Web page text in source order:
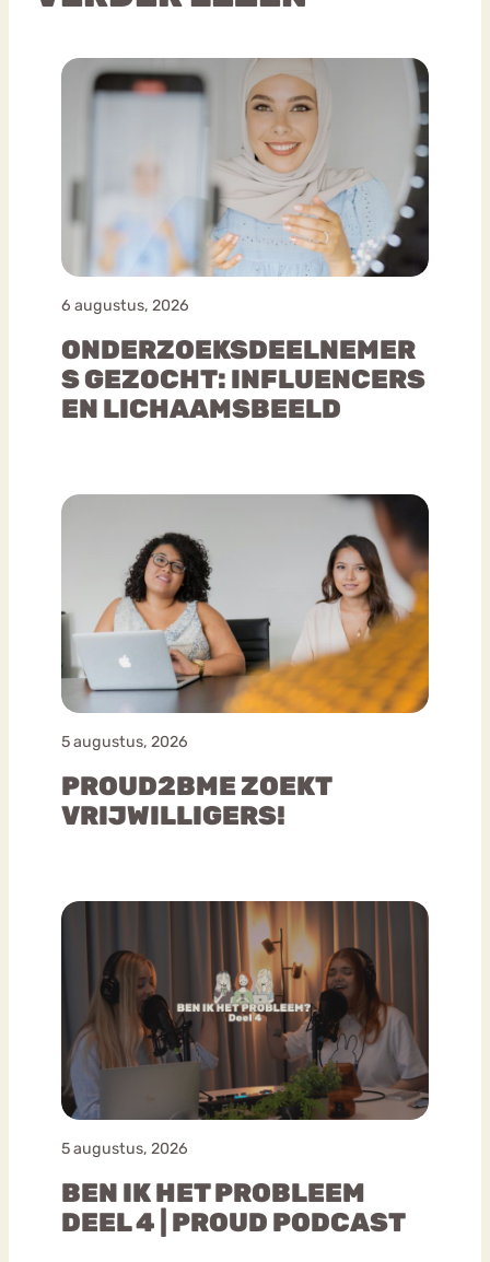
6 augustus, 2026
ONDERZOEKSDEELNEMER
S GEZOCHT: INFLUENCERS
EN LICHAAMSBEELD
5 augustus, 2026
PROUD2BME ZOEKT
VRIJWILLIGERS!
5 augustus, 2026
BEN IK HET PROBLEEM
DEEL 4 | PROUD PODCAST